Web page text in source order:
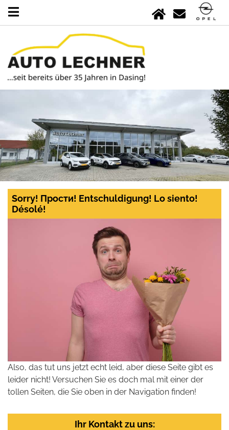
Sorry! Прости! Entschuldigung! Lo siento!
Désolé!
Also, das tut uns jetzt echt leid, aber diese Seite gibt es
leider nicht! Versuchen Sie es doch mal mit einer der
tollen Seiten, die Sie oben in der Navigation finden!
Ihr Kontakt zu uns: